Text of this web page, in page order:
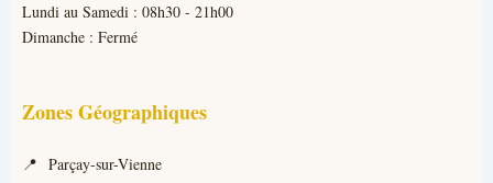
Lundi au Samedi : 08h30 - 21h00
Dimanche : Fermé
Zones Géographiques
Parçay-sur-Vienne